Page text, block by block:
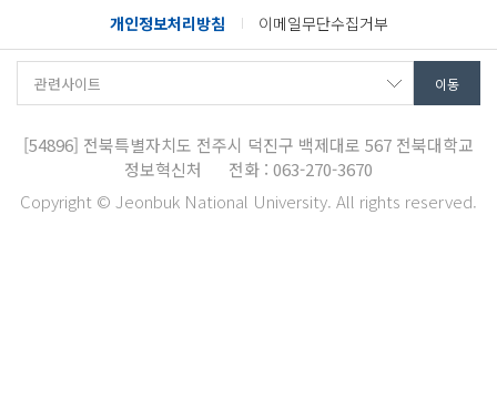
개인정보처리방침 이메일무단수집거부
[54896] 전북특별자치도 전주시 덕진구 백제대로 567 전북대학교
정보혁신처
전화 : 063-270-3670
Copyright © Jeonbuk National University. All rights reserved.